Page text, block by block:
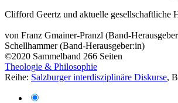
Clifford Geertz und aktuelle gesellschaftliche
von Franz Gmainer-Pranzl (Band-
Schellhammer (Band-Herausgeber:in)
©2020 Sammelband 266 Seiten
Theologie & Philosophie
Reihe: Salzburger interdisziplinäre Diskurse,